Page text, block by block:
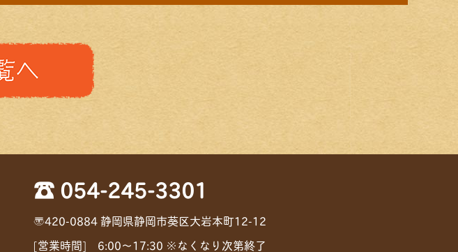
☎ 054-245-3301
〒420-0884 静岡県静岡市葵区大岩本町12-12
[営業時間] 6:00〜17:30 ※なくなり次第終了